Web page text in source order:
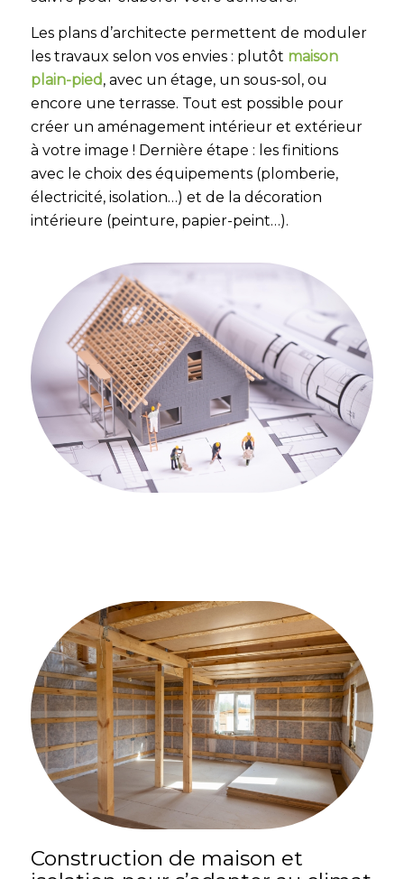
Les plans d’architecte permettent de moduler
les travaux selon vos envies : plutôt maison
plain-pied, avec un étage, un sous-sol, ou
encore une terrasse. Tout est possible pour
créer un aménagement intérieur et extérieur
à votre image ! Dernière étape : les finitions
avec le choix des équipements (plomberie,
électricité, isolation…) et de la décoration
intérieure (peinture, papier-peint…).
Construction de maison et